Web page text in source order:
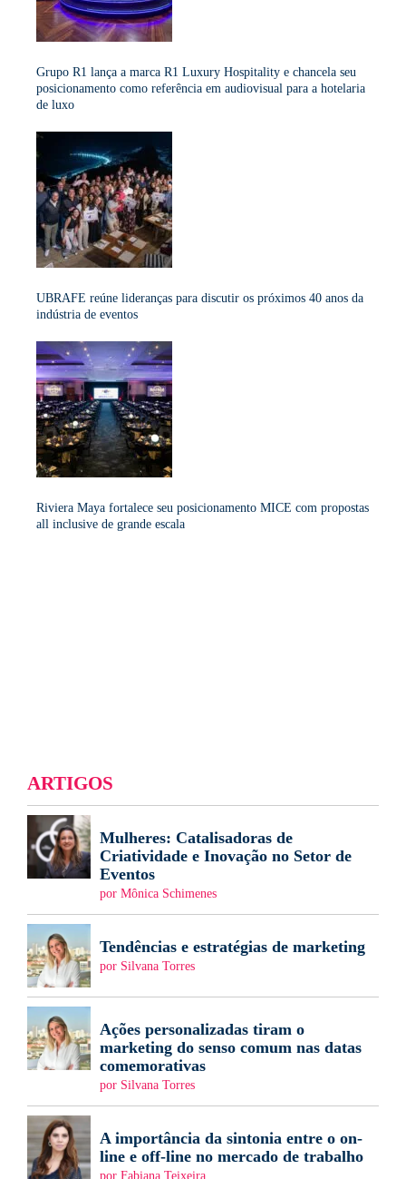
Grupo R1 lança a marca R1 Luxury Hospitality e chancela seu
posicionamento como referência em audiovisual para a hotelaria
de luxo
UBRAFE reúne lideranças para discutir os próximos 40 anos da
indústria de eventos
Riviera Maya fortalece seu posicionamento MICE com propostas
all inclusive de grande escala
ARTIGOS
Mulheres: Catalisadoras de
Criatividade e Inovação no Setor de
Eventos
por Mônica Schimenes
Tendências e estratégias de marketing
por Silvana Torres
Ações personalizadas tiram o
marketing do senso comum nas datas
comemorativas
por Silvana Torres
A importância da sintonia entre o on-
line e off-line no mercado de trabalho
por Fabiana Teixeira